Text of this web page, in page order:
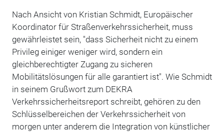
Nach Ansicht von Kristian Schmidt, Europäischer
Koordinator für Straßenverkehrssicherheit, muss
gewährleistet sein, "dass Sicherheit nicht zu einem
Privileg einiger weniger wird, sondern ein
gleichberechtigter Zugang zu sicheren
Mobilitätslösungen für alle garantiert ist". Wie Schmidt
in seinem Grußwort zum DEKRA
Verkehrssicherheitsreport schreibt, gehören zu den
Schlüsselbereichen der Verkehrssicherheit von
morgen unter anderem die Integration von künstlicher